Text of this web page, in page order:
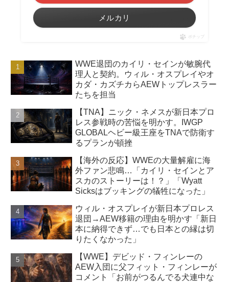
メルカリ
ポチップ
WWE退団のカイリ・セインが敏腕代
理人と契約。ウィル・オスプレイやオ
カダ・カズチカらAEWトップレスラー
たちを担当
【TNA】ニック・ネメスが新日本プロ
レス参戦時の苦悩を明かす。IWGP
GLOBALヘビー級王座をTNAで防衛す
るプランが頓挫
【海外の反応】WWEの大量解雇に海
外ファン悲鳴…「カイリ・セインとア
スカのストーリーは！？」「Wyatt
Sicksはブッキングの犠牲になった」
ウィル・オスプレイが新日本プロレス
退団→AEW移籍の理由を明かす「新日
本に納得できず…でも日本との縁は切
りたくなかった」
【WWE】デビッド・フィンレーの
AEW入団に父フィット・フィンレーが
コメント「お前がつるんでる犬連中な